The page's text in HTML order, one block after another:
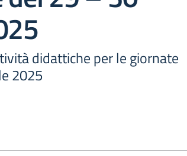
didattiche per le giornate
2025